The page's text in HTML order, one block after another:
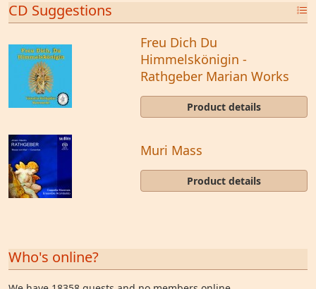
CD Suggestions
Freu Dich Du
Himmelskönigin -
Rathgeber Marian Works
Product details
Muri Mass
Product details
Who's online?